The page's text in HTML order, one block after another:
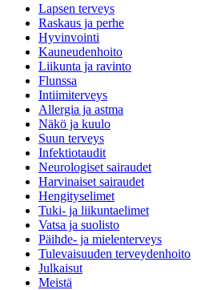
Lapsen terveys
Raskaus ja perhe
Hyvinvointi
Kauneudenhoito
Liikunta ja ravinto
Flunssa
Intiimiterveys
Allergia ja astma
Näkö ja kuulo
Suun terveys
Infektiotaudit
Neurologiset sairaudet
Harvinaiset sairaudet
Hengityselimet
Tuki- ja liikuntaelimet
Vatsa ja suolisto
Päihde- ja mielenterveys
Tulevaisuuden terveydenhoito
Julkaisut
Meistä